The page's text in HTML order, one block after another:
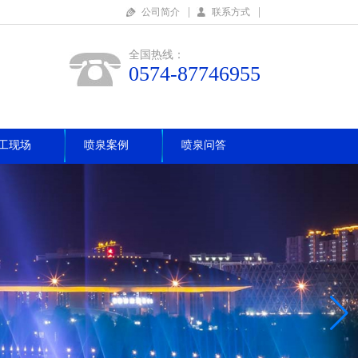
公司简介 联系方式
全国热线：
0574-87746955
现场 喷泉案例 喷泉问答